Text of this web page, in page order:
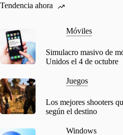
Tendencia ahora
Móviles
Simulacro masivo de
Unidos el 4 de octubre
Juegos
Los mejores shooters
según el destino
Windows